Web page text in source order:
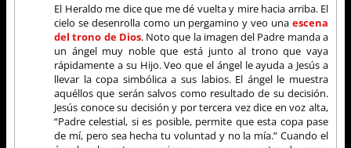
El Heraldo me dice que me dé vuelta y mire hacia arriba. El
cielo se desenrolla como un pergamino y veo una escena
del trono de Dios. Noto que la imagen del Padre manda a
un ángel muy noble que está junto al trono que vaya
rápidamente a su Hijo. Veo que el ángel le ayuda a Jesús a
llevar la copa simbólica a sus labios. El ángel le muestra
aquéllos que serán salvos como resultado de su decisión.
Jesús conoce su decisión y por tercera vez dice en voz alta,
“Padre celestial, si es posible, permite que esta copa pase
de mí, pero sea hecha tu voluntad y no la mía.” Cuando el